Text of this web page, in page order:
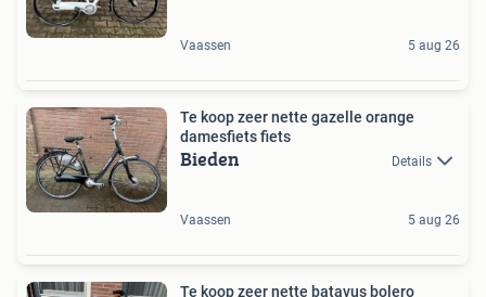
Vaassen 5 aug 26
Te koop zeer nette gazelle orange
damesfiets fiets
Bieden Details
Vaassen 5 aug 26
Te koop zeer nette batavus bolero